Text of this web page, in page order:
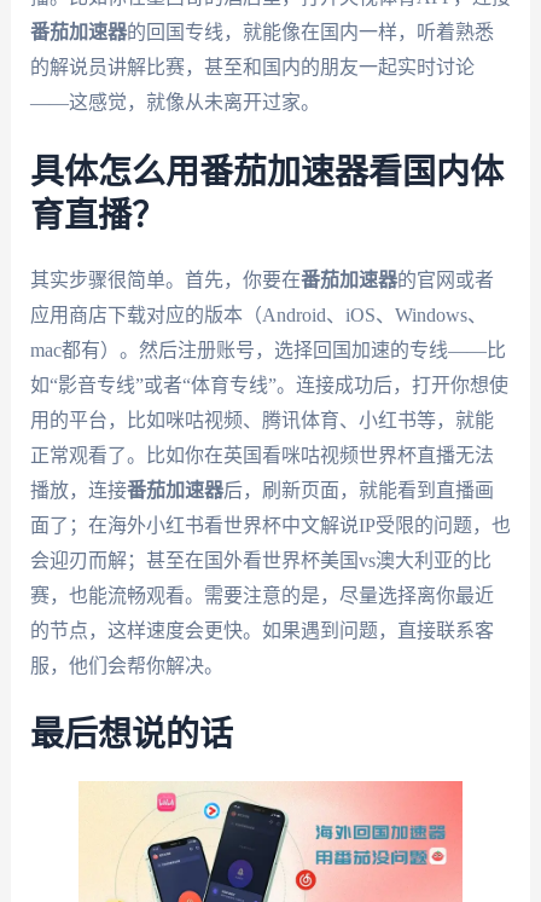
番茄加速器的回国专线，就能像在国内一样，听着熟悉
的解说员讲解比赛，甚至和国内的朋友一起实时讨论
——这感觉，就像从未离开过家。
具体怎么用番茄加速器看国内体
育直播？
其实步骤很简单。首先，你要在番茄加速器的官网或者
应用商店下载对应的版本（Android、iOS、Windows、
mac都有）。然后注册账号，选择回国加速的专线——比
如“影音专线”或者“体育专线”。连接成功后，打开你想使
用的平台，比如咪咕视频、腾讯体育、小红书等，就能
正常观看了。比如你在英国看咪咕视频世界杯直播无法
播放，连接番茄加速器后，刷新页面，就能看到直播画
面了；在海外小红书看世界杯中文解说IP受限的问题，也
会迎刃而解；甚至在国外看世界杯美国vs澳大利亚的比
赛，也能流畅观看。需要注意的是，尽量选择离你最近
的节点，这样速度会更快。如果遇到问题，直接联系客
服，他们会帮你解决。
最后想说的话